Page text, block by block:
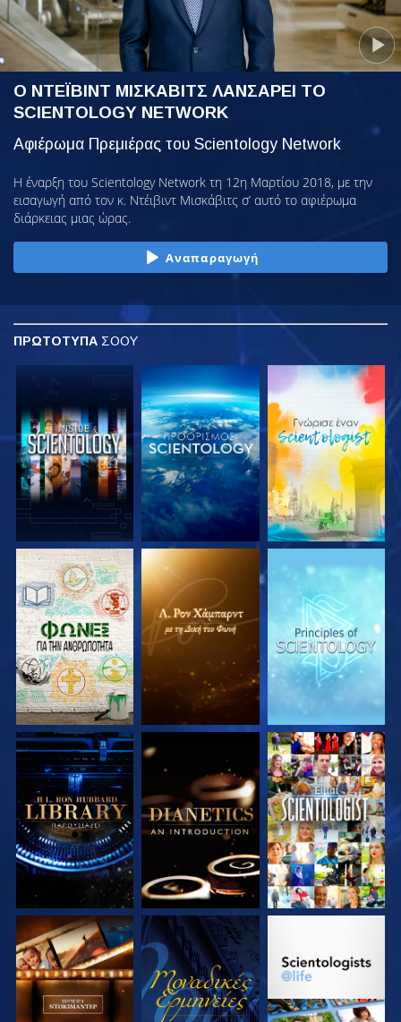
Ο ΝΤΕΪΒΙΝΤ ΜΙΣΚΑΒΙΤΣ ΛΑΝΣΑΡΕΙ ΤΟ
SCIENTOLOGY NETWORK
Αφιέρωμα Πρεμιέρας του Scientology Network
Η έναρξη του Scientology Network τη 12η Μαρτίου 2018, με την
εισαγωγή από τον κ. Ντέιβιντ Μισκάβιτς σ’ αυτό το αφιέρωμα
διάρκειας μιας ώρας.
Αναπαραγωγή
ΠΡΩΤΟΤΥΠΑ ΣΟΟΥ
ΕΞΕΡΕΥΝΗΣΤΕ ΤΗ
ΣΕΙΡΑ
ΕΞΕΡΕΥΝΗΣΤΕ ΤΗ
ΣΕΙΡΑ
ΕΞΕΡΕΥΝΗΣΤΕ ΤΗ
ΣΕΙΡΑ
ΕΞΕΡΕΥΝΗΣΤΕ ΤΗ
ΣΕΙΡΑ
ΕΞΕΡΕΥΝΗΣΤΕ ΤΗ
ΣΕΙΡΑ
ΠΑΡΑΚΟΛΟΥΘΗΣΤΕ
ΕΞΕΡΕΥΝΗΣΤΕ ΤΗ
ΣΕΙΡΑ
ΠΑΡΑΚΟΛΟΥΘΗΣΤΕ
ΕΞΕΡΕΥΝΗΣΤΕ ΤΗ